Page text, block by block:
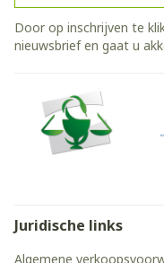
Door op inschrijven te
nieuwsbrief en gaat u
Juridische links
Algemene